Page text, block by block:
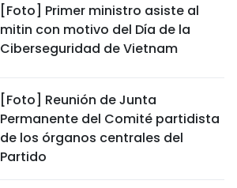
[Foto] Primer ministro asiste al
mitin con motivo del Día de la
Ciberseguridad de Vietnam
[Foto] Reunión de Junta
Permanente del Comité partidista
de los órganos centrales del
Partido